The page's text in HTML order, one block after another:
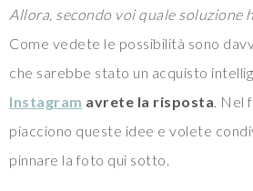
Allora, secondo voi quale soluzione
Come vedete le possibilità sono
che sarebbe stato un acquisto
Instagram avrete la risposta .
piacciono queste idee e volete
pinnare la foto qui sotto.